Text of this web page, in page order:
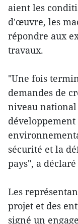
aient les
d'œuvre, les
répondre aux
travaux.
"Une fois
demandes de
niveau
sécurité et la
pays", a
Les
projet et des
signé un